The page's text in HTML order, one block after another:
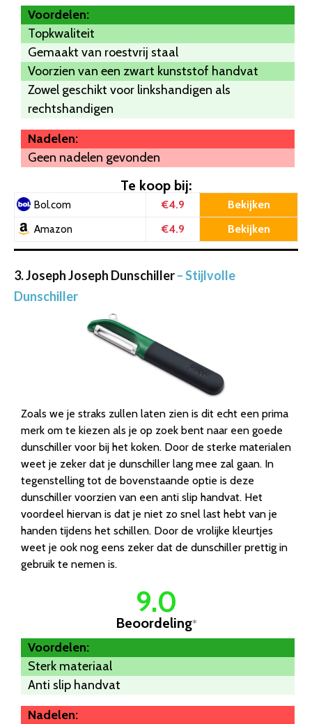
Voordelen:
Topkwaliteit
Gemaakt van roestvrij staal
Voorzien van een zwart kunststof handvat
Zowel geschikt voor linkshandigen als
rechtshandigen
Nadelen:
Geen nadelen gevonden
Te koop bij:
Bol.com €4.9 Bekijken
Amazon €4.9 Bekijken
3. Joseph Joseph Dunschiller– Stijlvolle
Dunschiller
Zoals we je straks zullen laten zien is dit echt een prima
merk om te kiezen als je op zoek bent naar een goede
dunschiller voor bij het koken. Door de sterke materialen
weet je zeker dat je dunschiller lang mee zal gaan. In
tegenstelling tot de bovenstaande optie is deze
dunschiller voorzien van een anti slip handvat. Het
voordeel hiervan is dat je niet zo snel last hebt van je
handen tijdens het schillen. Door de vrolijke kleurtjes
weet je ook nog eens zeker dat de dunschiller prettig in
gebruik te nemen is.
9.0
Beoordeling*
Voordelen:
Sterk materiaal
Anti slip handvat
Nadelen: